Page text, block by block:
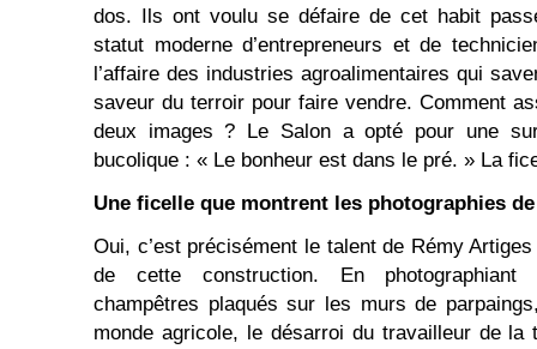
dos. Ils ont voulu se défaire de cet habit
statut moderne d’entrepreneurs et de
l’affaire des industries agroalimentaires qui
saveur du terroir pour faire vendre. Comment
deux images ? Le Salon a opté pour une
bucolique : « Le bonheur est dans le pré. » La
Une ficelle que montrent les photographies
Oui, c’est précisément le talent de Rémy
de cette construction. En photographiant
champêtres plaqués sur les murs de
monde agricole, le désarroi du travailleur de la